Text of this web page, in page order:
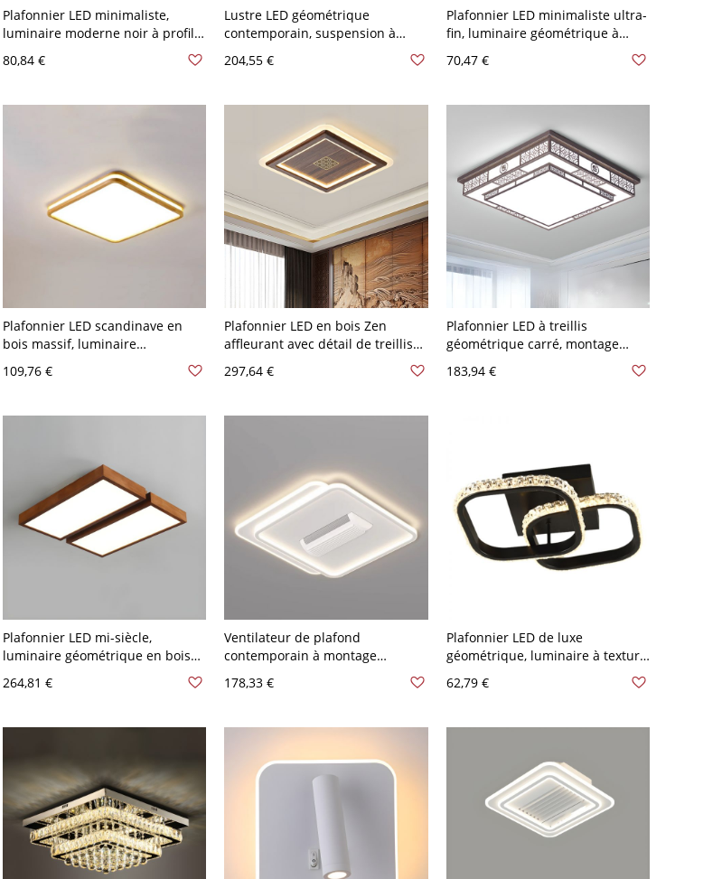
Plafonnier LED minimaliste,
luminaire moderne noir à profil
bas avec diffuseur en acrylique -
110 V-120 V 40,64 cm Carré
80,84 €
Lustre LED géométrique
contemporain, suspension à
Noir Carré 40+60 cm
204,55 €
Plafonnier LED minimaliste ultra-
fin, luminaire géométrique à
acrylique - Noir 110 V-120 V 40,64
70,47 €
Plafonnier LED scandinave en
bois massif, luminaire
abat-jour en acrylique - 2 110 V-
109,76 €
Plafonnier LED en bois Zen
affleurant avec détail de treillis
en laiton - 110 V-120 V 40,64 cm
Carré Naturel
297,64 €
Plafonnier LED à treillis
géométrique carré, montage
affleurant - 110 V-120 V 50,8 cm
Blanc
183,94 €
Plafonnier LED mi-siècle,
luminaire géométrique en bois
264,81 €
Ventilateur de plafond
contemporain à montage
affleurant avec lumière, design
fermé sans pales à profil bas
178,33 €
Plafonnier LED de luxe
géométrique, luminaire à texture
cristalline réglable en 3 couleurs
- Noir 110 V-120 V Carré
62,79 €